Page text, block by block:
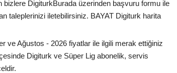
DigiturkBurada üzerinden başvuru formu ile
taleplerinizi iletebilirsiniz. BAYAT Digiturk harita
ve Ağustos - 2026 fiyatlar ile ilgili merak ettiğiniz
Digiturk ve Süper Lig abonelik, servis